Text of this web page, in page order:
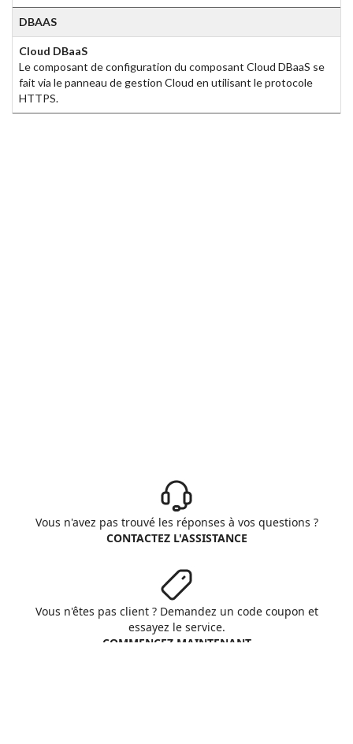
DBAAS
Cloud DBaaS
Le composant de configuration du composant Cloud DBaaS se
fait via le panneau de gestion Cloud en utilisant le protocole
HTTPS.
Vous n'avez pas trouvé les réponses à vos questions ?
CONTACTEZ L'ASSISTANCE
Vous n'êtes pas client ? Demandez un code coupon et
essayez le service.
COMMENCEZ MAINTENANT